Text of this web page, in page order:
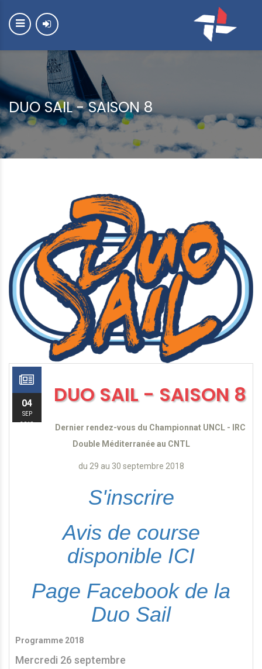
DUO SAIL - SAISON 8
04
SEP
2018
DUO SAIL - SAISON 8
Dernier rendez-vous du Championnat UNCL - IRC
Double Méditerranée au CNTL
du 29 au 30 septembre 2018
S'inscrire
Avis de course
disponible ICI
Page Facebook de la
Duo Sail
Programme 2018
Mercredi 26 septembre